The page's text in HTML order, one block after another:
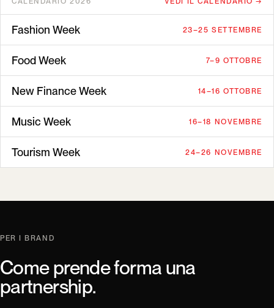
Fashion Week 23–25 SETTEMBRE
Food Week 7–9 OTTOBRE
New Finance Week 14–16 OTTOBRE
Music Week 16–18 NOVEMBRE
Tourism Week 24–26 NOVEMBRE
PER I BRAND
Come prende forma una
partnership.